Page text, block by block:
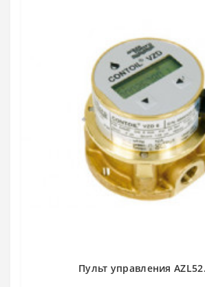
Пульт управления